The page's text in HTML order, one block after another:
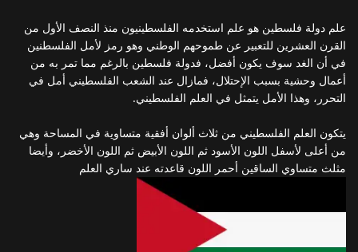
علم دولة فلسطين هو علم استخدمه الفلسطينيون منذ النصف الأول من
القرن العشرين للتعبير عن طموحهم الوطني وهو رمز لأمل الفلسطنين
في أن الغد سوف يكون أفضل، فدولة فلسطين بالرغم مما تمر به من
أعمال وحشية بسبب الإحتلال، فمازال عند الشعب الفلسطيني أمل في
التحرر، وهذا الأمل يتمثل في العلم الفلسطيني.
يتكون العلم الفلسطيني من ثلاث ألوان أفقية متساوية في المساحة وهي
من أعلى لأسفل اللون الأسود ثم اللون الأبيض ثم اللون الأخضر، وأيضا
مثلث متساوي الساقين أحمر اللون قاعدته عند ساري العلم